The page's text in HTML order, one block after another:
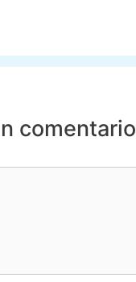
comentario